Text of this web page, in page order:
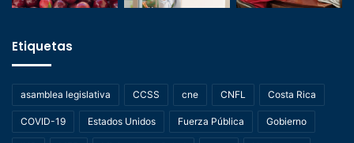
Etiquetas
asamblea legislativa CCSS cne CNFL Costa Rica
COVID-19 Estados Unidos Fuerza Pública Gobierno